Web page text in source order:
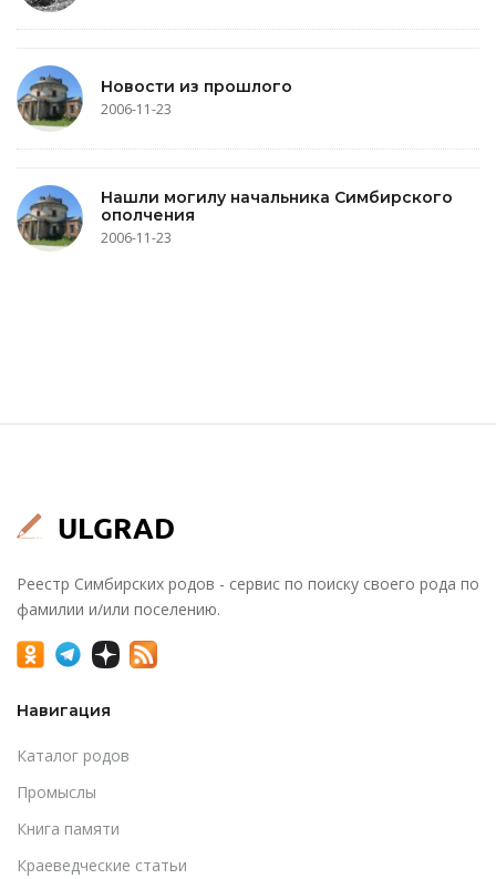
Новости из прошлого
2006-11-23
Нашли могилу начальника Симбирского
ополчения
2006-11-23
Реестр Симбирских родов - сервис по поиску своего рода по
фамилии и/или поселению.
Навигация
Каталог родов
Промыслы
Книга памяти
Краеведческие статьи